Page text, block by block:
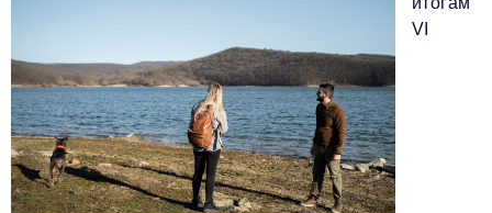
Управление
Красота и здоровье
Энергетика
Недвижимость
VI